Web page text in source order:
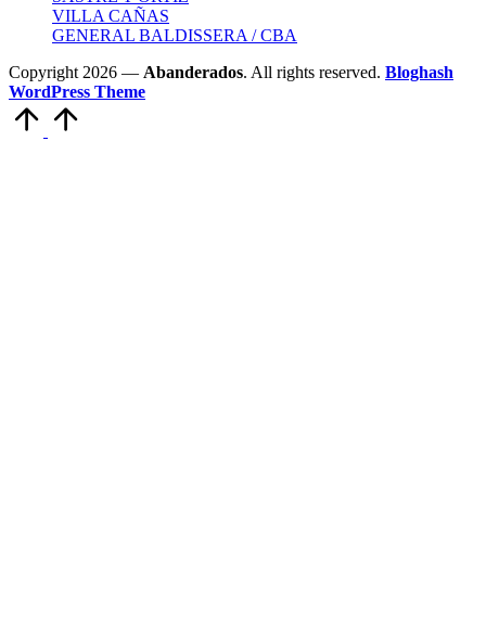
VILLA CAÑAS
GENERAL BALDISSERA / CBA
Copyright 2026 — Abanderados. All rights reserved. Bloghash
WordPress Theme